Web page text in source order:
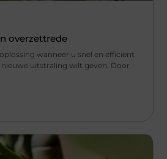
overzettrede
wanneer u snel en efficiënt
uitstraling wilt geven. Door